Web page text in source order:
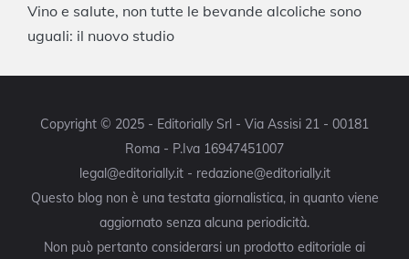
Vino e salute, non tutte le bevande alcoliche sono
uguali: il nuovo studio
Copyright © 2025 - Editorially Srl - Via Assisi 21 - 00181
Roma - P.Iva 16947451007
legal@editorially.it - redazione@editorially.it
Questo blog non è una testata giornalistica, in quanto viene
aggiornato senza alcuna periodicità.
Non può pertanto considerarsi un prodotto editoriale ai